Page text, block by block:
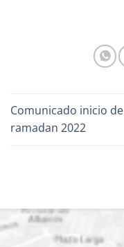
Comunicado inicio de
ramadan 2022